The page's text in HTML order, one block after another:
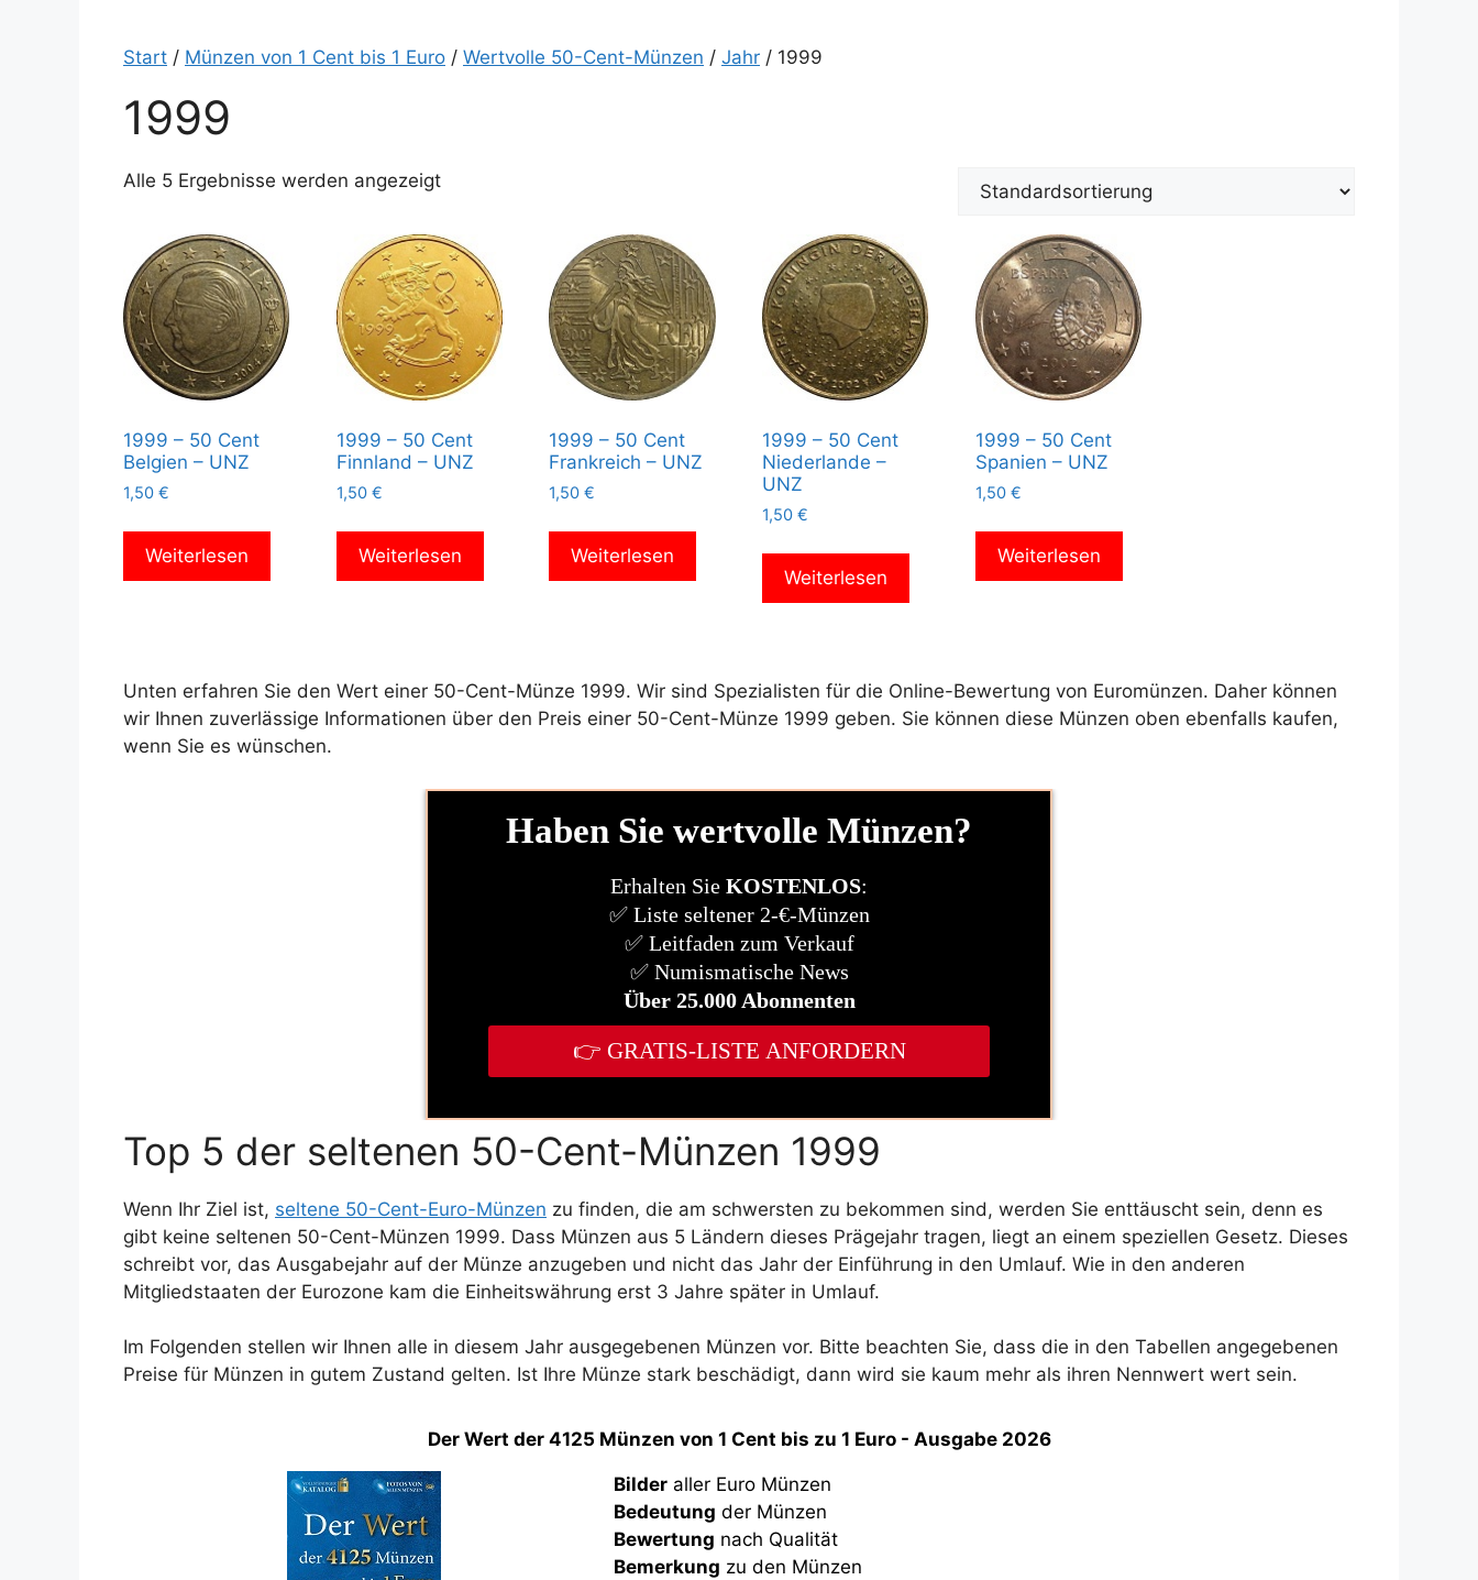
Start / Münzen von 1 Cent bis 1 Euro / Wertvolle 50-Cent-Münzen / Jahr / 1999
1999
Alle 5 Ergebnisse werden angezeigt
1999 – 50 Cent
Belgien – UNZ
1,50 €
Weiterlesen
1999 – 50 Cent
Finnland – UNZ
1,50 €
Weiterlesen
1999 – 50 Cent
Frankreich – UNZ
1,50€
Weiterlesen
1999 – 50 Cent
Niederlande –
UNZ
1,50€
Weiterlesen
1999 – 50 Cent
Spanien – UNZ
1,50 €
Weiterlesen
Unten erfahren Sie den Wert einer 50-Cent-Münze 1999. Wir sind Spezialisten für die Online-Bewertung von Euromünzen. Daher können
wir Ihnen zuverlässige Informationen über den Preis einer 50-Cent-Münze 1999 geben. Sie können diese Münzen oben ebenfalls kaufen,
wenn Sie es wünschen.
Top 5 der seltenen 50-Cent-Münzen 1999
Wenn Ihr Ziel ist, seltene 50-Cent-Euro-Münzen zu finden, die am schwersten zu bekommen sind, werden Sie enttäuscht sein, denn es
gibt keine seltenen 50-Cent-Münzen 1999. Dass Münzen aus 5 Ländern dieses Prägejahr tragen, liegt an einem speziellen Gesetz. Dieses
schreibt vor, das Ausgabejahr auf der Münze anzugeben und nicht das Jahr der Einführung in den Umlauf. Wie in den anderen
Mitgliedstaaten der Eurozone kam die Einheitswährung erst 3 Jahre später in Umlauf.
Im Folgenden stellen wir Ihnen alle in diesem Jahr ausgegebenen Münzen vor. Bitte beachten Sie, dass die in den Tabellen angegebenen
Preise für Münzen in gutem Zustand gelten. Ist Ihre Münze stark beschädigt, dann wird sie kaum mehr als ihren Nennwert wert sein.
Der Wert der 4125 Münzen von 1 Cent bis zu 1 Euro - Ausgabe 2026
Bilder aller Euro Münzen
Bedeutung der Münzen
Bewertung nach Qualität
Bemerkung zu den Münzen